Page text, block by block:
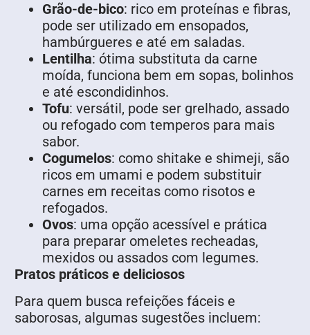
Grão-de-bico: rico em proteínas e fibras,
pode ser utilizado em ensopados,
hambúrgueres e até em saladas.
Lentilha: ótima substituta da carne
moída, funciona bem em sopas, bolinhos
e até escondidinhos.
Tofu: versátil, pode ser grelhado, assado
ou refogado com temperos para mais
sabor.
Cogumelos: como shitake e shimeji, são
ricos em umami e podem substituir
carnes em receitas como risotos e
refogados.
Ovos: uma opção acessível e prática
para preparar omeletes recheadas,
mexidos ou assados com legumes.
Pratos práticos e deliciosos
Para quem busca refeições fáceis e
saborosas, algumas sugestões incluem: